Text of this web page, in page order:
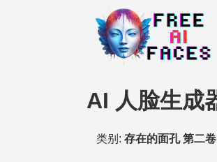
AI 人脸生成
类别: 存在的面孔 第二卷